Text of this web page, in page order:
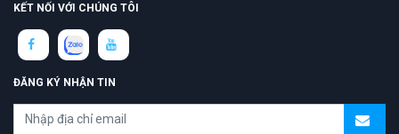
KẾT NỐI VỚI CHÚNG TÔI
ĐĂNG KÝ NHẬN TIN